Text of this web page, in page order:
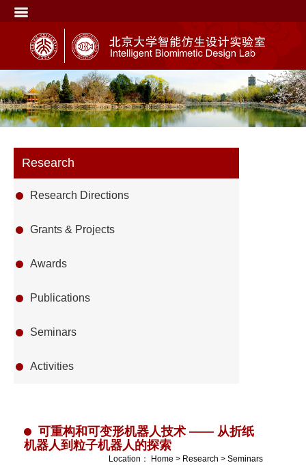
Research
Research Directions
Grants & Projects
Awards
Publications
Seminars
Activities
可重构和可变形机器人技术 —— 从折纸
机器人到粒子机器人的探索
Location： Home > Research > Seminars